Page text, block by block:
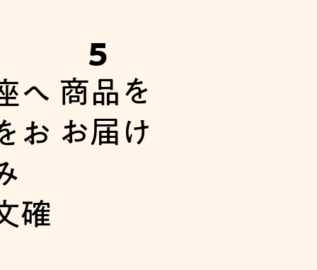
へ
お
確
5
商品を
お届け